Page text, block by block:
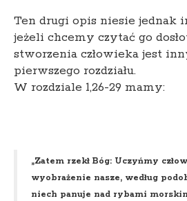
Ten drugi opis niesie jednak
jeżeli chcemy czytać go
stworzenia człowieka jest
pierwszego rozdziału.
W rozdziale 1,26-29 mamy:
„Zatem rzekł Bóg: Uczyńmy
wyobrażenie nasze, według
niech panuje nad rybami